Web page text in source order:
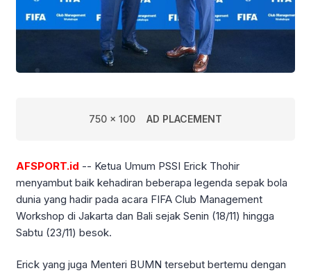
750 x 100 AD PLACEMENT
AFSPORT.id -- Ketua Umum PSSI Erick Thohir
menyambut baik kehadiran beberapa legenda sepak bola
dunia yang hadir pada acara FIFA Club Management
Workshop di Jakarta dan Bali sejak Senin (18/11) hingga
Sabtu (23/11) besok.
Erick yang juga Menteri BUMN tersebut bertemu dengan